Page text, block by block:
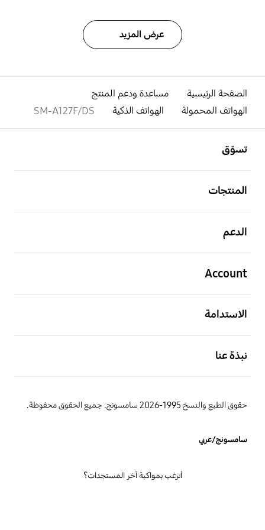
عرض المزيد
الصفحة الرئيسية
مساعدة ودعم المنتج
الهواتف المحمولة
الهواتف الذكية SM-A127F/DS
تسوّق
المنتجات
الدعم
Account
الاستدامة
نبذة عنا
حقوق الطبع والنسخ 1995-2026 سامسونج. جميع الحقوق محفوظة.
سامسونج/عربي
أترغب بمواكبة آخر المستجدات؟